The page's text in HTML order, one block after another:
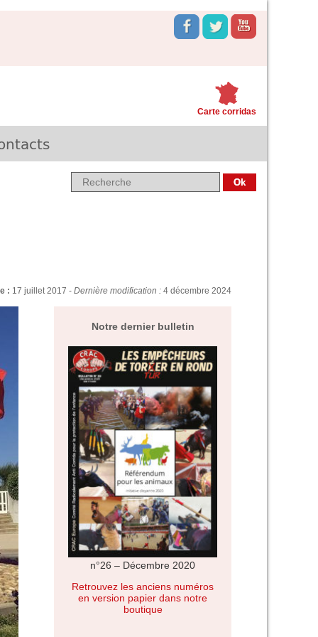
Carte corridas
: 17 juillet 2017 - Dernière modification : 4 décembre 2024
Notre dernier bulletin
n°26 – Décembre 2020
Retrouvez les anciens numéros
en version papier dans notre
boutique